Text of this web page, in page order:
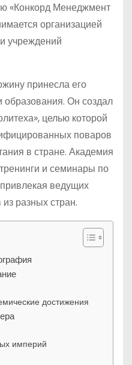
«Конкорд Менеджмент
организацией
учреждений
принесла его
образования. Он создал
целью которой
поваров
в стране. Академия
и семинары по
ведущих
разных стран.
достижения
империй